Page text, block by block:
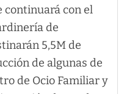
continuará con el
de
5,5M de
de algunas de
de Ocio Familiar y